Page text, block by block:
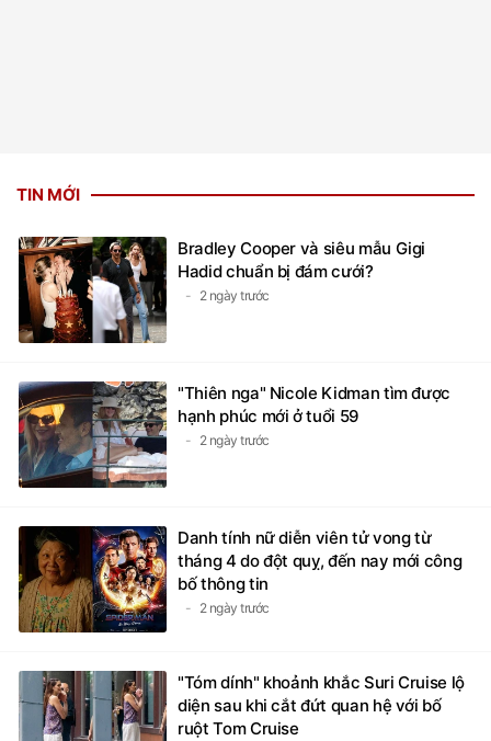
TIN MỚI
Bradley Cooper và siêu mẫu Gigi
Hadid chuẩn bị đám cưới?
2 ngày trước
"Thiên nga" Nicole Kidman tìm được
hạnh phúc mới ở tuổi 59
2 ngày trước
Danh tính nữ diễn viên tử vong từ
tháng 4 do đột quỵ, đến nay mới công
bố thông tin
2 ngày trước
"Tóm dính" khoảnh khắc Suri Cruise lộ
diện sau khi cắt đứt quan hệ với bố
ruột Tom Cruise